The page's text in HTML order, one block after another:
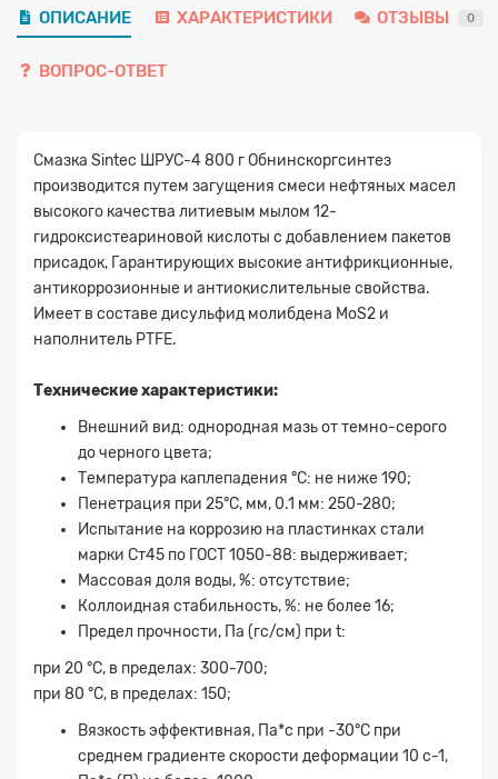
ОПИСАНИЕ ХАРАКТЕРИСТИКИ ОТЗЫВЫ 0
ВОПРОС-ОТВЕТ
Смазка Sintec ШРУС-4 800 г Обнинскоргсинтез
производится путем загущения смеси нефтяных масел
высокого качества литиевым мылом 12-
гидроксистеариновой кислоты с добавлением пакетов
присадок, Гарантирующих высокие антифрикционные,
антикоррозионные и антиокислительные свойства.
Имеет в составе дисульфид молибдена МoS2 и
наполнитель PTFE.
Технические характеристики:
Внешний вид: однородная мазь от темно-серого
до черного цвета;
Температура каплепадения °С: не ниже 190;
Пенетрация при 25°С, мм, 0.1 мм: 250-280;
Испытание на коррозию на пластинках стали
марки Ст45 по ГОСТ 1050-88: выдерживает;
Массовая доля воды, %: отсутствие;
Коллоидная стабильность, %: не более 16;
Предел прочности, Па (гс/см) при t:
при 20 °С, в пределах: 300-700;
при 80 °С, в пределах: 150;
Вязкость эффективная, Па*с при -30°С при
среднем градиенте скорости деформации 10 с-1,
Заявка на расчет